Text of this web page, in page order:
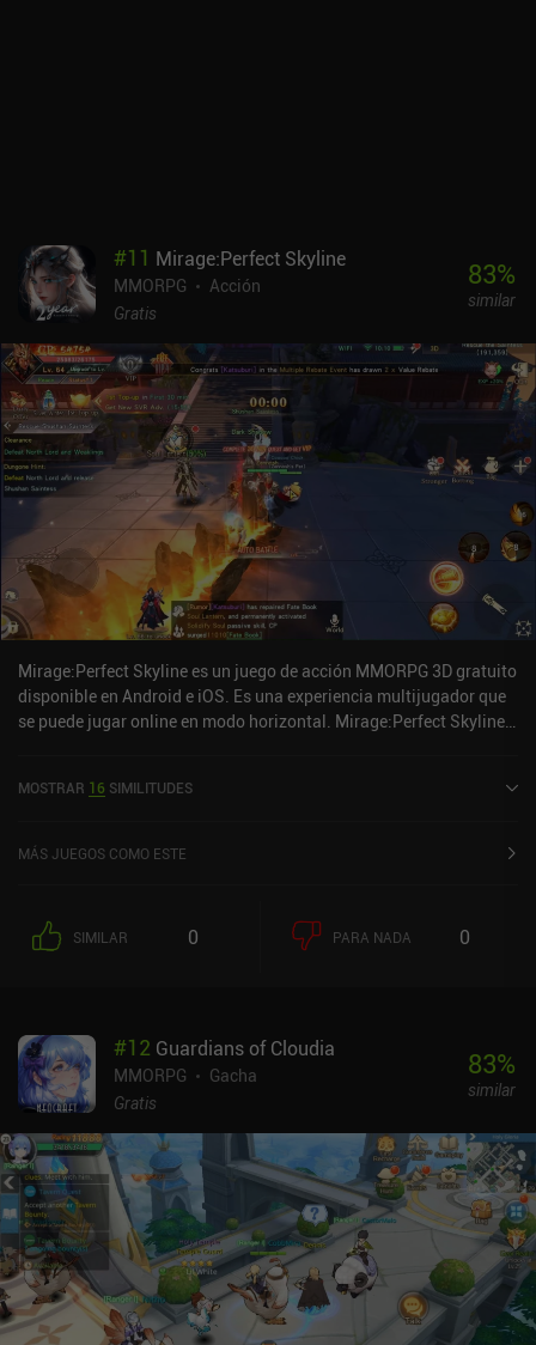
#11 Mirage:Perfect Skyline
MMORPG
Acción
Gratis
83%
similar
Mirage:Perfect Skyline es un juego de acción MMORPG 3D gratuito
disponible en Android e iOS. Es una experiencia multijugador que
se puede jugar online en modo horizontal. Mirage:Perfect Skyline
MOSTRAR 16 SIMILITUDES
MÁS JUEGOS COMO ESTE
SIMILAR 0 PARA NADA 0
#12 Guardians of Cloudia
MMORPG
Gacha
Gratis
83%
similar